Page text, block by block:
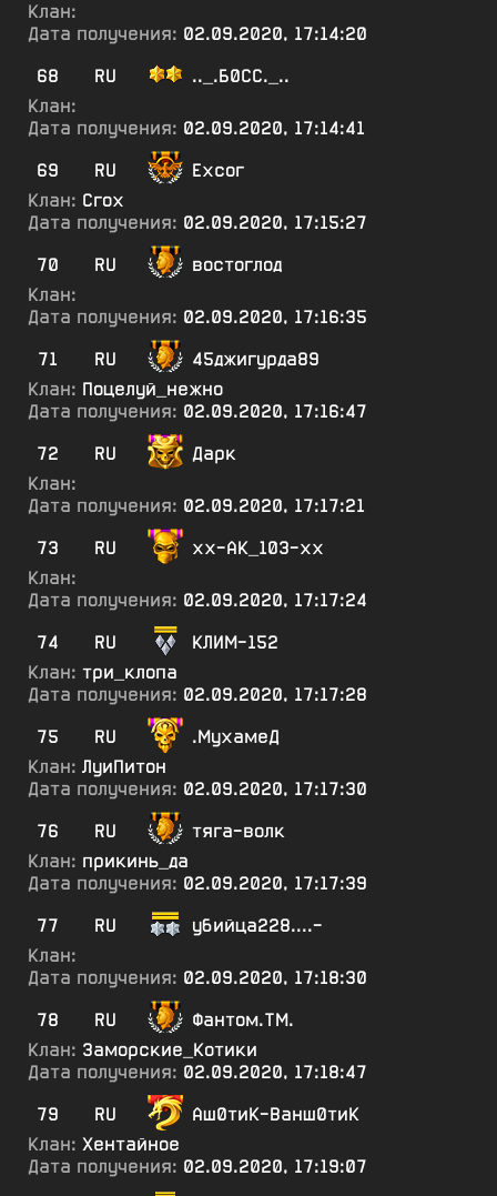
Клан:
Дата получения: 02.09.2020, 17:14:20
68
RU
.._.Б0СС._..
Клан:
Дата получения: 02.09.2020, 17:14:41
69
RU
Ехсог
Клан: Сгох
Дата получения: 02.09.2020, 17:15:27
70
RU
востоглод
Клан:
Дата получения: 02.09.2020, 17:16:35
71
RU
45джигурда89
Клан: Поцелуй_нежно
Дата получения: 02.09.2020, 17:16:47
72
RU
Дарк
Клан:
Дата получения: 02.09.2020, 17:17:21
73
RU
хх-АК_103-хх
Клан:
Дата получения: 02.09.2020, 17:17:24
74
RU
КЛИМ-152
Клан: три_клопа
Дата получения: 02.09.2020, 17:17:28
75
RU
.МухамеД
Клан: ЛуиПитон
Дата получения: 02.09.2020, 17:17:30
76
RU
тяга-волк
Клан: прикинь_да
Дата получения: 02.09.2020, 17:17:39
77
RU
убийца228....-
Клан:
Дата получения: 02.09.2020, 17:18:30
78
RU
Фантом.ТМ.
Клан: Заморские_Котики
Дата получения: 02.09.2020, 17:18:47
79
RU
Аш0тиК-Ванш0тиК
Клан: Хентайное
Дата получения: 02.09.2020, 17:19:07